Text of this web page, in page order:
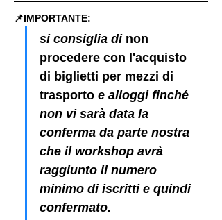
📌IMPORTANTE:
si consiglia di non
procedere con l'acquisto
di biglietti per mezzi di
trasporto e alloggi finché
non vi sarà data la
conferma da parte nostra
che il workshop avrà
raggiunto il numero
minimo di iscritti e quindi
confermato.